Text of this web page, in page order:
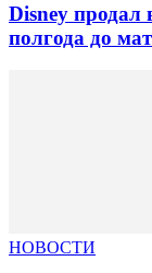
Disney продал
полгода до
НОВОСТИ